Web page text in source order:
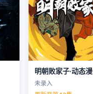
明朝败家子·动态漫
未录入